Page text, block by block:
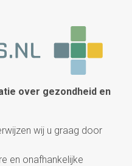
over gezondheid en
wij u graag door
en onafhankelijke